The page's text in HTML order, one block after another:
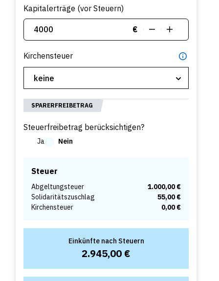
Kapitalerträge (vor Steuern)
€
Kirchensteuer
SPARERFREIBETRAG
Steuerfreibetrag berücksichtigen?
Ja Nein
Steuer
Abgeltungsteuer
1.000,00 €
Solidaritätszuschlag
55,00 €
Kirchensteuer
0,00 €
Einkünfte nach Steuern
2.945,00 €